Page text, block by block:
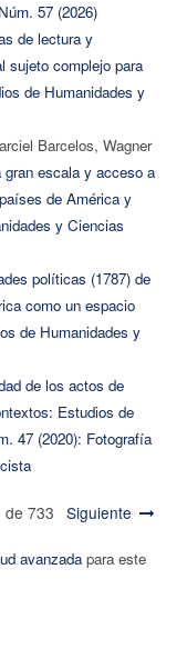
57 (2026)
de lectura y
sujeto complejo para
de Humanidades y
Barcelos, Wagner
escala y acceso a
de América y
y Ciencias
políticas (1787) de
como un espacio
de Humanidades y
de los actos de
Estudios de
47 (2020): Fotografía
de 733 Siguiente
avanzadapara este